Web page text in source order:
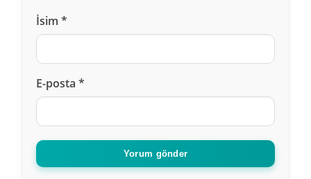
İsim *
E-posta *
Yorum gönder